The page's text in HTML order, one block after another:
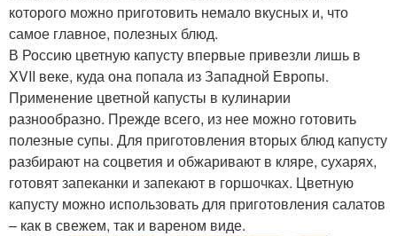
которого можно приготовить немало вкусных и, что
самое главное, полезных блюд.
В Россию цветную капусту впервые привезли лишь в
XVII веке, куда она попала из Западной Европы.
Применение цветной капусты в кулинарии
разнообразно. Прежде всего, из нее можно готовить
полезные супы. Для приготовления вторых блюд капусту
разбирают на соцветия и обжаривают в кляре, сухарях,
готовят запеканки и запекают в горшочках. Цветную
капусту можно использовать для приготовления салатов
– как в свежем, так и вареном виде.